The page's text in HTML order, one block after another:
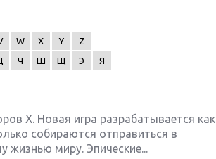
W X Y
Z
Ч Ш Щ Э Я
Х. Новая игра разрабатывается как
собираются отправиться в
жизнью миру. Эпические...